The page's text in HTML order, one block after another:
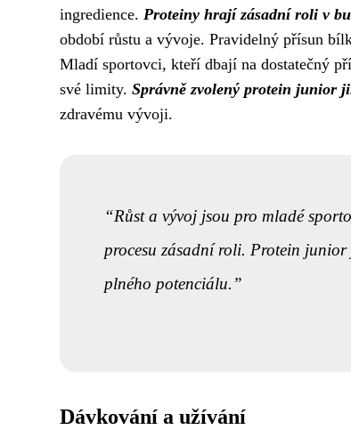
ingredience. Proteiny hrají zásadní roli v
období růstu a vývoje. Pravidelný přísun
Mladí sportovci, kteří dbají na dostatečný
své limity. Správně zvolený protein junior
zdravému vývoji.
Růst a vývoj jsou pro mladé
procesu zásadní roli. Protein
plného potenciálu.
Dávkování a užívání